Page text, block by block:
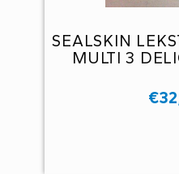
SEALSKIN
MULTI 3
€